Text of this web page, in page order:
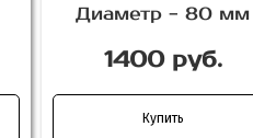
Диаметр - 80 мм
1400 руб.
Купить